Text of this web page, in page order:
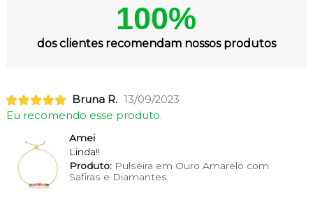
100%
dos clientes recomendam nossos produtos
Bruna R. 13/09/2023
Eu recomendo esse produto.
Amei
Linda!!
Produto:Pulseira em Ouro Amarelo com
Safiras e Diamantes